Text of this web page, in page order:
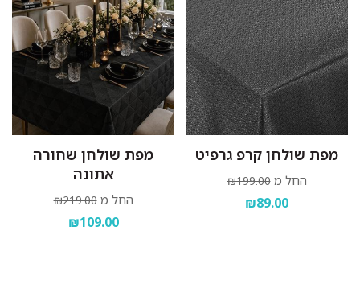
מפת שולחן קרפ גרפיט
החל מ ₪199.00
₪89.00
מפת שולחן שחורה
אתונה
החל מ ₪219.00
₪109.00